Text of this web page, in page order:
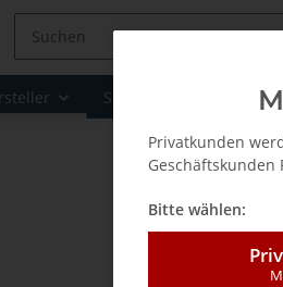
Sale Leasing /
Privatkunden
Geschäftskunden
Bitte wählen: